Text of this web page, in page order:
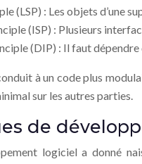
(LSP) : Les objets d’une
(ISP) : Plusieurs
(DIP) : Il faut
à un code plus
sur les autres parties.
de
logiciel a donné